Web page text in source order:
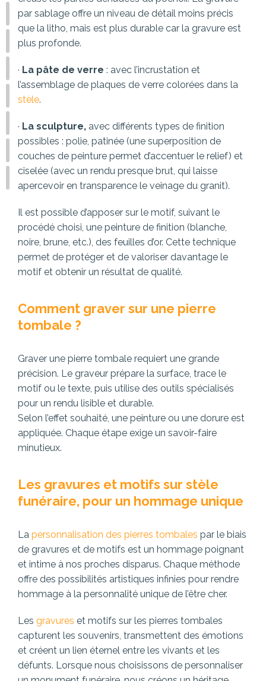
par sablage offre un niveau de détail moins précis
que la litho, mais est plus durable car la gravure est
plus profonde.
· La pâte de verre : avec l’incrustation et
l’assemblage de plaques de verre colorées dans la
stèle.
· La sculpture, avec différents types de finition
possibles : polie, patinée (une superposition de
couches de peinture permet d’accentuer le relief) et
ciselée (avec un rendu presque brut, qui laisse
apercevoir en transparence le veinage du granit).
Il est possible d’apposer sur le motif, suivant le
procédé choisi, une peinture de finition (blanche,
noire, brune, etc.), des feuilles d’or. Cette technique
permet de protéger et de valoriser davantage le
motif et obtenir un résultat de qualité.
Comment graver sur une pierre
tombale ?
Graver une pierre tombale requiert une grande
précision. Le graveur prépare la surface, trace le
motif ou le texte, puis utilise des outils spécialisés
pour un rendu lisible et durable.
Selon l’effet souhaité, une peinture ou une dorure est
appliquée. Chaque étape exige un savoir-faire
minutieux.
Les gravures et motifs sur stèle
funéraire, pour un hommage unique
La personnalisation des pierres tombales par le biais
de gravures et de motifs est un hommage poignant
et intime à nos proches disparus. Chaque méthode
offre des possibilités artistiques infinies pour rendre
hommage à la personnalité unique de l’être cher.
Les gravures et motifs sur les pierres tombales
capturent les souvenirs, transmettent des émotions
et créent un lien éternel entre les vivants et les
défunts. Lorsque nous choisissons de personnaliser